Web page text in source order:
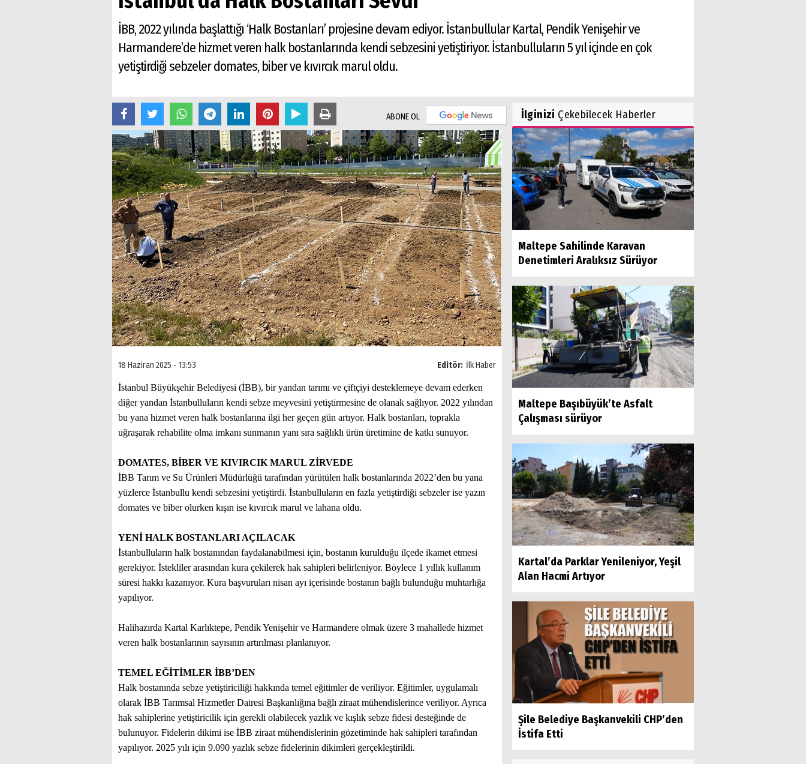
İBB, 2022 yılında başlattığı ‘Halk Bostanları’ projesine devam ediyor. İstanbullular Kartal, Pendik Yenişehir ve
Harmandere’de hizmet veren halk bostanlarında kendi sebzesini yetiştiriyor. İstanbulluların 5 yıl içinde en çok
yetiştirdiği sebzeler domates, biber ve kıvırcık marul oldu.
ABONE OL
Editör: İlk Haber
18 Haziran 2025 - 13:53
İstanbul Büyükşehir Belediyesi (İBB), bir yandan tarımı ve çiftçiyi desteklemeye devam ederken
diğer yandan İstanbulluların kendi sebze meyvesini yetiştirmesine de olanak sağlıyor. 2022 yılından
bu yana hizmet veren halk bostanlarına ilgi her geçen gün artıyor. Halk bostanları, toprakla
uğraşarak rehabilite olma imkanı sunmanın yanı sıra sağlıklı ürün üretimine de katkı sunuyor.
DOMATES, BİBER VE KIVIRCIK MARUL ZİRVEDE
İBB Tarım ve Su Ürünleri Müdürlüğü tarafından yürütülen halk bostanlarında 2022’den bu yana
yüzlerce İstanbullu kendi sebzesini yetiştirdi. İstanbulluların en fazla yetiştirdiği sebzeler ise yazın
domates ve biber olurken kışın ise kıvırcık marul ve lahana oldu.
YENİ HALK BOSTANLARI AÇILACAK
İstanbulluların halk bostanından faydalanabilmesi için, bostanın kurulduğu ilçede ikamet etmesi
gerekiyor. İstekliler arasından kura çekilerek hak sahipleri belirleniyor. Böylece 1 yıllık kullanım
süresi hakkı kazanıyor. Kura başvuruları nisan ayı içerisinde bostanın bağlı bulunduğu muhtarlığa
yapılıyor.
Halihazırda Kartal Karlıktepe, Pendik Yenişehir ve Harmandere olmak üzere 3 mahallede hizmet
veren halk bostanlarının sayısının artırılması planlanıyor.
TEMEL EĞİTİMLER İBB’DEN
Halk bostanında sebze yetiştiriciliği hakkında temel eğitimler de veriliyor. Eğitimler, uygulamalı
olarak İBB Tarımsal Hizmetler Dairesi Başkanlığına bağlı ziraat mühendislerince veriliyor. Ayrıca
hak sahiplerine yetiştiricilik için gerekli olabilecek yazlık ve kışlık sebze fidesi desteğinde de
bulunuyor. Fidelerin dikimi ise İBB ziraat mühendislerinin gözetiminde hak sahipleri tarafından
yapılıyor. 2025 yılı için 9.090 yazlık sebze fidelerinin dikimleri gerçekleştirildi.
İlginizi Çekebilecek Haberler
Maltepe Sahilinde Karavan
Denetimleri Aralıksız Sürüyor
Maltepe Başıbüyük’te Asfalt
Çalışması sürüyor
Kartal’da Parklar Yenileniyor, Yeşil
Alan Hacmi Artıyor
Şile Belediye Başkanvekili CHP’den
İstifa Etti